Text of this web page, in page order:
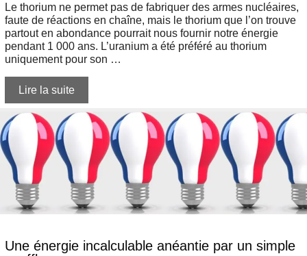
Le thorium ne permet pas de fabriquer des armes nucléaires,
faute de réactions en chaîne, mais le thorium que l’on trouve
partout en abondance pourrait nous fournir notre énergie
pendant 1 000 ans. L’uranium a été préféré au thorium
uniquement pour son …
Lire la suite
Une énergie incalculable anéantie par un simple